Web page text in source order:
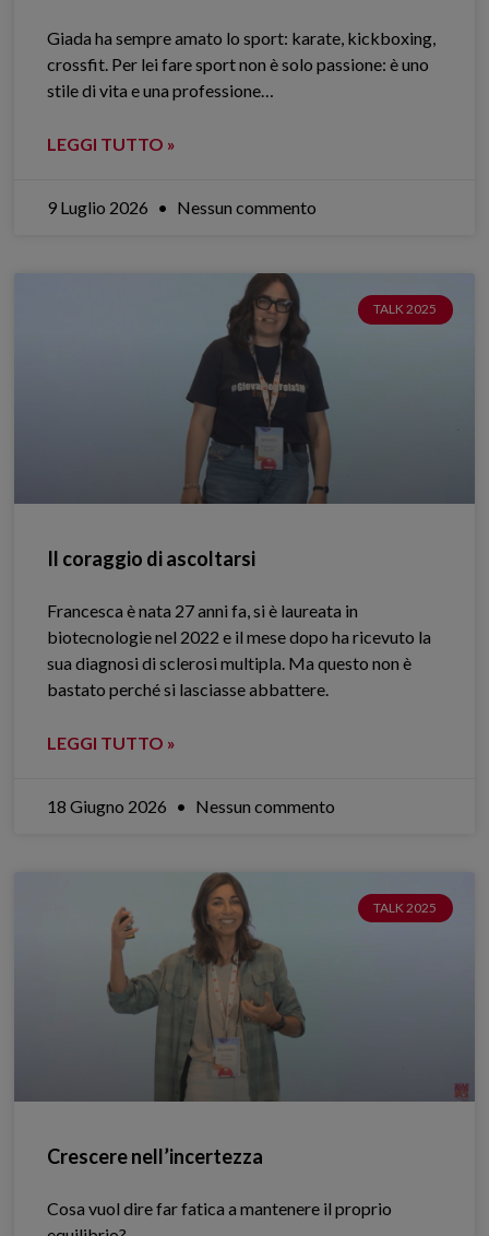
Giada ha sempre amato lo sport: karate, kickboxing,
crossfit. Per lei fare sport non è solo passione: è uno
stile di vita e una professione…
LEGGI TUTTO »
9 Luglio 2026 Nessun commento
TALK 2025
Il coraggio di ascoltarsi
Francesca è nata 27 anni fa, si è laureata in
biotecnologie nel 2022 e il mese dopo ha ricevuto la
sua diagnosi di sclerosi multipla. Ma questo non è
bastato perché si lasciasse abbattere.
LEGGI TUTTO »
18 Giugno 2026 Nessun commento
TALK 2025
Crescere nell’incertezza
Cosa vuol dire far fatica a mantenere il proprio